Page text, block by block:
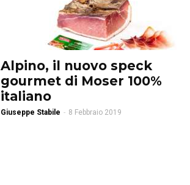
Alpino, il nuovo speck
gourmet di Moser 100%
italiano
Giuseppe Stabile - 8 Febbraio 2019